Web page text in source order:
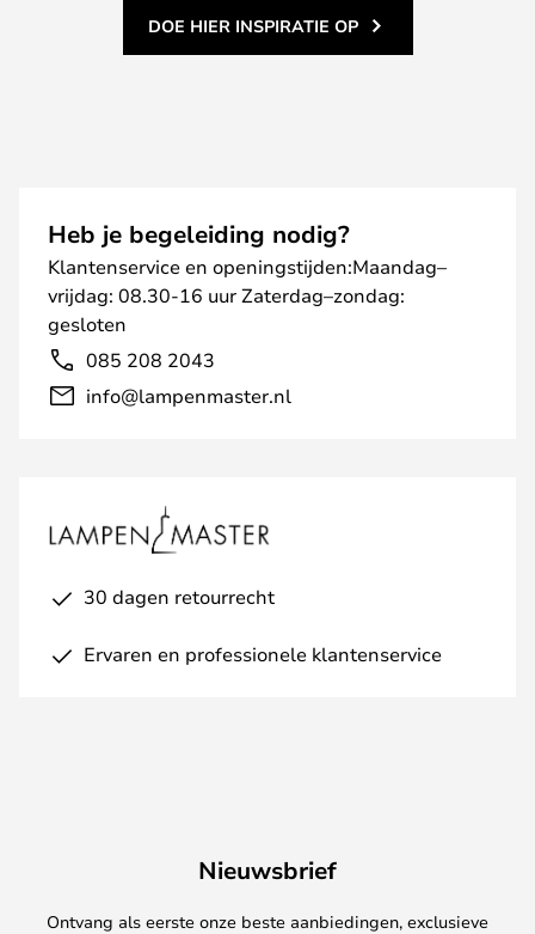
DOE HIER INSPIRATIE OP
Heb je begeleiding nodig?
Klantenservice en openingstijden:Maandag–
vrijdag: 08.30-16 uur Zaterdag–zondag:
gesloten
085 208 2043
info@lampenmaster.nl
30 dagen retourrecht
Ervaren en professionele klantenservice
Nieuwsbrief
Ontvang als eerste onze beste aanbiedingen, exclusieve